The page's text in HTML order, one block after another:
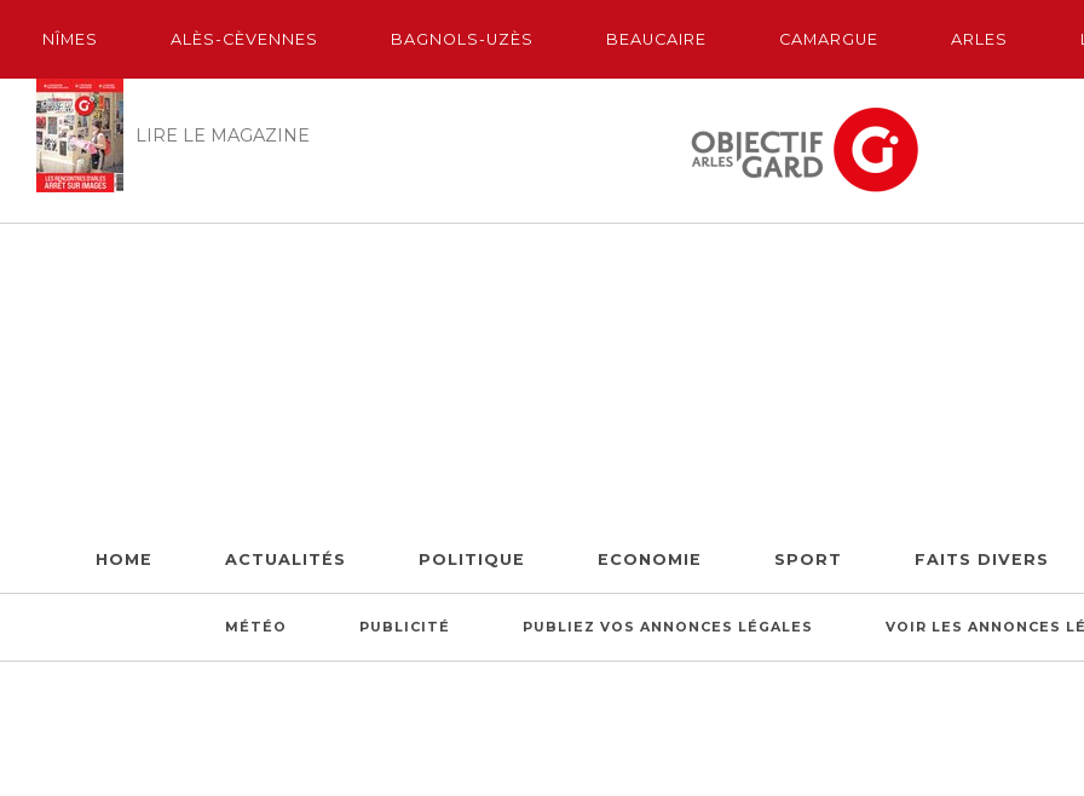
NÎMES ALÈS-CÈVENNES BAGNOLS-UZÈS BEAUCAIRE CAMARGUE ARLES
LIRE LE MAGAZINE
HOME ACTUALITÉS POLITIQUE ECONOMIE SPORT FAITS DIVERS
MÉTÉO PUBLICITÉ PUBLIEZ VOS ANNONCES LÉGALES VOIR LES ANNONCES